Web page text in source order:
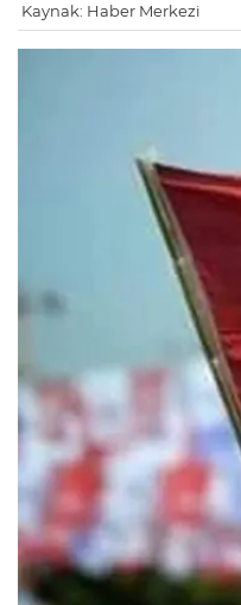
Kaynak: Haber Merkezi